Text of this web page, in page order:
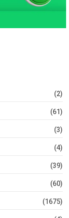
(2)
(61)
(3)
(4)
(39)
(60)
(1675)